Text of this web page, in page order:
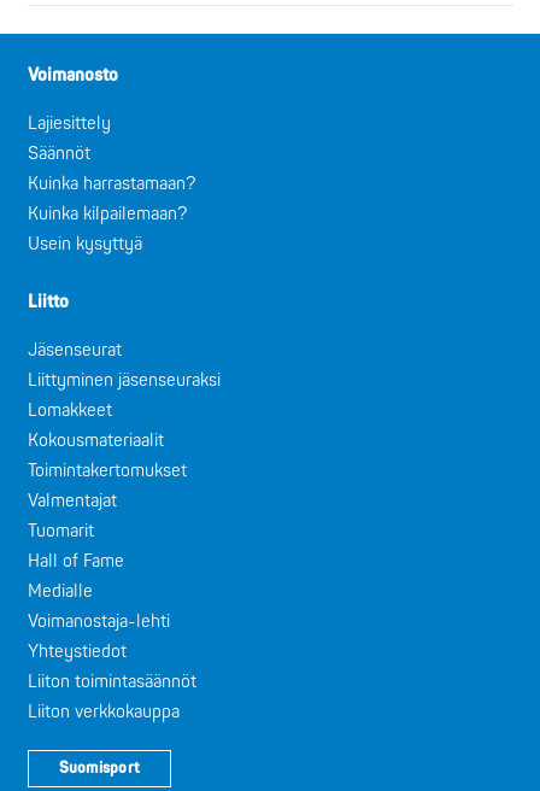
Voimanosto
Lajiesittely
Säännöt
Kuinka harrastamaan?
Kuinka kilpailemaan?
Usein kysyttyä
Liitto
Jäsenseurat
Liittyminen jäsenseuraksi
Lomakkeet
Kokousmateriaalit
Toimintakertomukset
Valmentajat
Tuomarit
Hall of Fame
Medialle
Voimanostaja-lehti
Yhteystiedot
Liiton toimintasäännöt
Liiton verkkokauppa
Suomisport